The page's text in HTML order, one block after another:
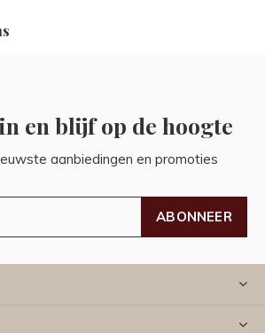
en blijf op de hoogte
aanbiedingen en promoties
ABONNEER